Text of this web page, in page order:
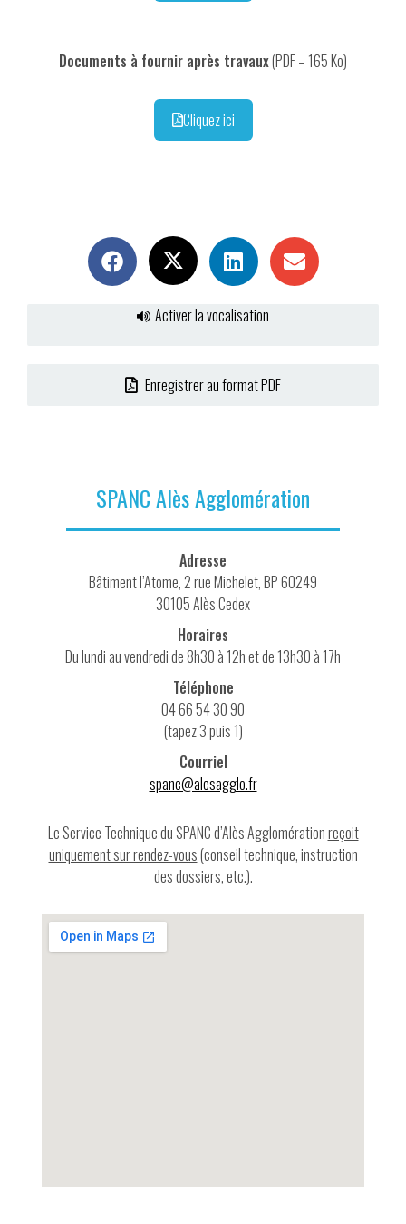
Documents à fournir après travaux(PDF – 165 Ko)
Cliquez ici
Activer la vocalisation
Enregistrer au format PDF
SPANC Alès Agglomération
Adresse
Bâtiment l’Atome, 2 rue Michelet, BP 60249
30105 Alès Cedex
Horaires
Du lundi au vendredi de 8h30 à 12h et de 13h30 à 17h
Téléphone
04 66 54 30 90
(tapez 3 puis 1)
Courriel
spanc@alesagglo.fr
Le Service Technique du SPANC d’Alès Agglomérationreçoit
uniquement sur rendez-vous(conseil technique, instruction
des dossiers, etc.).